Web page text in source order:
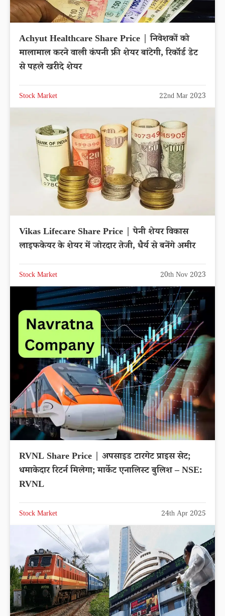
Achyut Healthcare Share Price | निवेशकों को
मालामाल करने वाली कंपनी फ्री शेयर बांटेगी, रिकॉर्ड डेट
से पहले खरीदे शेयर
Stock Market 22nd Mar 2023
Vikas Lifecare Share Price | पेनी शेयर विकास
लाइफकेयर के शेयर में जोरदार तेजी, धैर्य से बनेंगे अमीर
Stock Market 20th Nov 2023
RVNL Share Price | अपसाइड टारगेट प्राइस सेट;
धमाकेदार रिटर्न मिलेगा; मार्केट एनालिस्ट बुलिश – NSE:
RVNL
Stock Market 24th Apr 2025